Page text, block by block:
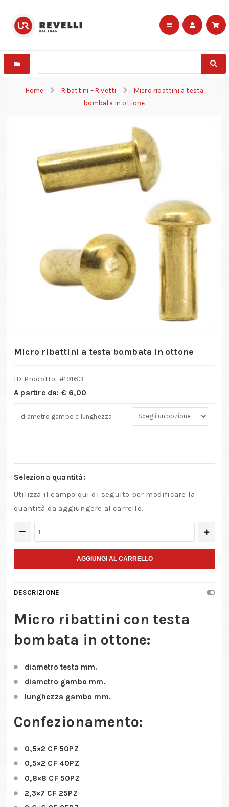
Home Ribattini – Rivetti
Micro ribattini a testa
bombata in ottone
Micro ribattini a testa bombata in ottone
ID Prodotto: #19163
A partire da: € 6,00
diametro gambo e lunghezza
Seleziona quantità:
Utilizza il campo qui di seguito per modificare la
quantità da aggiungere al carrello.
ribattini
testa
in
quantità
AGGIUNGI AL CARRELLO
DESCRIZIONE
Micro ribattini con testa
bombata in ottone:
diametro testa mm.
diametro gambo mm.
lunghezza gambo mm.
Confezionamento:
0,5×2 CF 50PZ
0,5×2 CF 40PZ
0,8×8 CF 50PZ
2,3×7 CF 25PZ